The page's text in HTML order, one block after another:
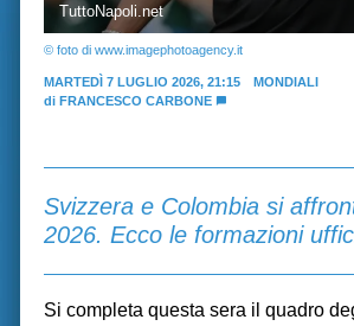
TuttoNapoli.net
© foto di www.imagephotoagency.it
MARTEDÌ 7 LUGLIO 2026, 21:15
MONDIALI
di FRANCESCO CARBONE
Svizzera e Colombia si
2026. Ecco le formazioni
Si completa questa sera il quadro